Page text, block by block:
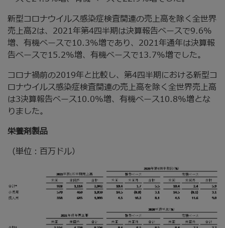
新型コロナウイルス感染症検査関連の売上高を除く全世界
売上高2は、2021年第4四半期は決算報告ベースで9.6%
増、有機ベースで10.3%増であり、2021年通年は決算報
告ベースで15.2%増、有機ベースで13.7%増でした。
コロナ禍前の2019年と比較し、第4四半期における新型コ
ロナウイルス感染症検査関連の売上高を除く全世界売上高
は3決算報告ベース10.0%増、有機ベース10.8%増とな
りました。
栄養剤製品
（単位：百万ドル）